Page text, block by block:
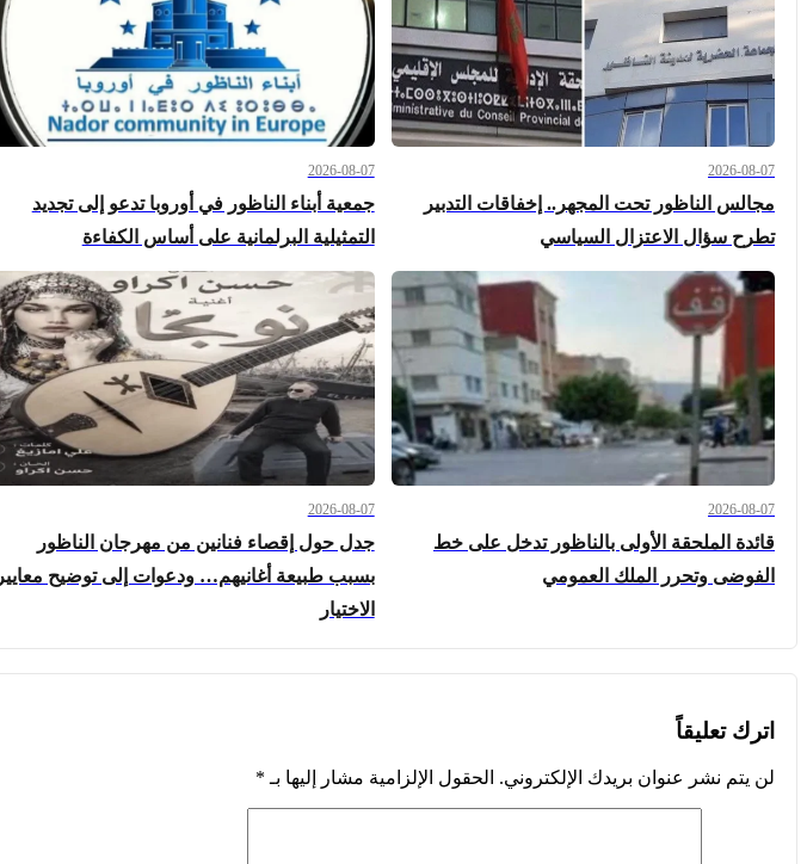
2026-08-07
مجالس الناظور تحت المجهر.. إخفاقات التدبير
تطرح سؤال الاعتزال السياسي
2026-08-07
جمعية أبناء الناظور في أوروبا تدعو إلى تجديد
التمثيلية البرلمانية على أساس الكفاءة
2026-08-07
قائدة الملحقة الأولى بالناظور تدخل على خط
الفوضى وتحرر الملك العمومي
2026-08-07
جدل حول إقصاء فنانين من مهرجان الناظور
بسبب طبيعة أغانيهم… ودعوات إلى توضيح معايير
الاختيار
اترك تعليقاً
لن يتم نشر عنوان بريدك الإلكتروني. الحقول الإلزامية مشار إليها بـ *